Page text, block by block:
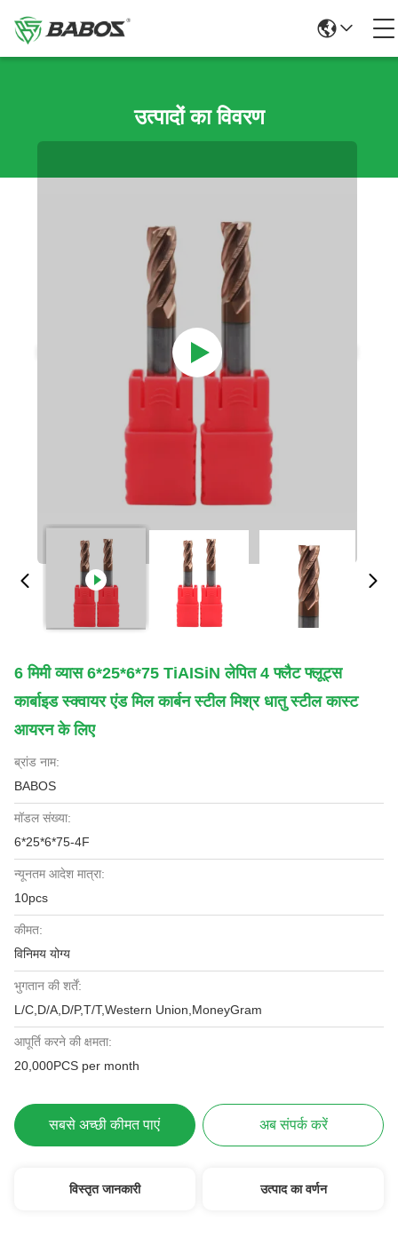
उत्पादों का विवरण
6 मिमी व्यास 6*25*6*75 TiAISiN लेपित 4 फ्लैट फ्लूट्स
कार्बाइड स्क्वायर एंड मिल कार्बन स्टील मिश्र धातु स्टील कास्ट
आयरन के लिए
ब्रांड नाम:
BABOS
मॉडल संख्या:
6*25*6*75-4F
न्यूनतम आदेश मात्रा:
10pcs
कीमत:
विनिमय योग्य
भुगतान की शर्तें:
L/C,D/A,D/P,T/T,Western Union,MoneyGram
आपूर्ति करने की क्षमता:
20,000PCS per month
सबसे अच्छी कीमत पाएं अब संपर्क करें
विस्तृत जानकारी उत्पाद का वर्णन